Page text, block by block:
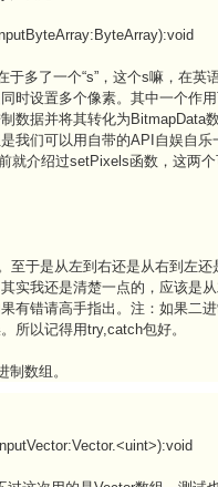
多了一个“s”，这个s嘛，在英
时设置多个像素。其中一个作
数据并将其转化为BitmapData
我们可以用自带的API自娱自乐
就介绍过setPixels函数，这两
至于是从左到右还是从右到左还
实我还是清楚一点的，应该是
有错请高手指出。注：如果二
所以记得用try,catch包好。
数组。